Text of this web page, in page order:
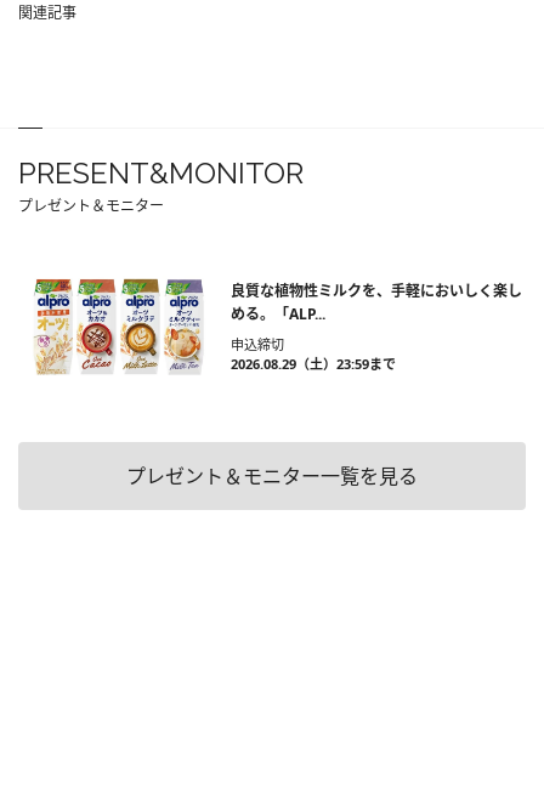
関連記事
PRESENT&MONITOR
プレゼント＆モニター
良質な植物性ミルクを、手軽においしく楽し
める。「ALP...
申込締切
2026.08.29（土）23:59まで
プレゼント＆モニター一覧を見る